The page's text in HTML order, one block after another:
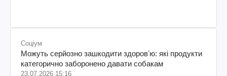
Соціум
Можуть серйозно зашкодити здоровʼю: які продукти
категорично заборонено давати собакам
23.07.2026 15:16